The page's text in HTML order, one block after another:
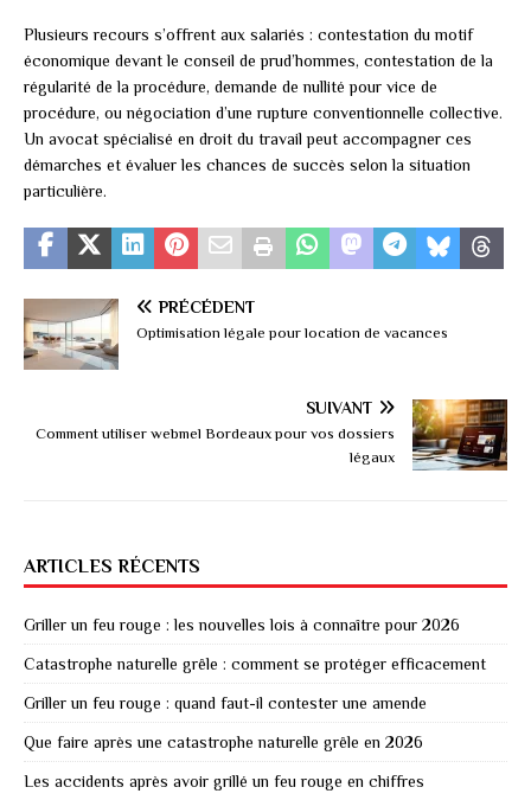
Plusieurs recours s’offrent aux salariés : contestation du motif
économique devant le conseil de prud’hommes, contestation de la
régularité de la procédure, demande de nullité pour vice de
procédure, ou négociation d’une rupture conventionnelle collective.
Un avocat spécialisé en droit du travail peut accompagner ces
démarches et évaluer les chances de succès selon la situation
particulière.
PRÉCÉDENT
Optimisation légale pour location de vacances
SUIVANT
Comment utiliser webmel Bordeaux pour vos dossiers
légaux
ARTICLES RÉCENTS
Griller un feu rouge : les nouvelles lois à connaître pour 2026
Catastrophe naturelle grêle : comment se protéger efficacement
Griller un feu rouge : quand faut-il contester une amende
Que faire après une catastrophe naturelle grêle en 2026
Les accidents après avoir grillé un feu rouge en chiffres